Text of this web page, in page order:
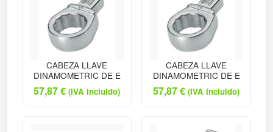
CABEZA LLAVE
DINAMOMETRIC DE E
57,87€ (IVA incluido)
CABEZA LLAVE
DINAMOMETRIC DE E
57,87€ (IVA incluido)